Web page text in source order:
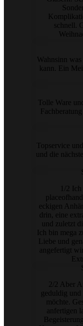
schnell.
Wahnsinn
kann. Ein
Tolle Ware
Topservice
und die
1/2
eckigen
drin, eine
und zuletzt
Ich bin mega
Liebe und
angefertigt
2/2 Aber
geduldig und
möchte.
anfertigen